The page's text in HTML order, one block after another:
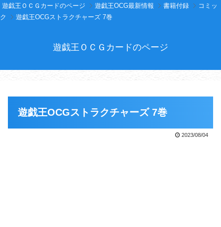
遊戯王ＯＣＧカードのページ 遊戯王OCG最新情報 書籍付録
コミッ
ク
遊戯王OCGストラクチャーズ 7巻
遊戯王ＯＣＧカードのページ
遊戯王OCGストラクチャーズ 7巻
2023/08/04